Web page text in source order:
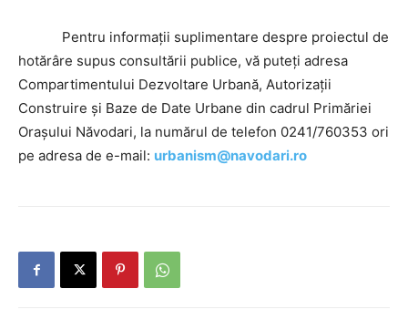
Pentru informații suplimentare despre proiectul de
hotărâre supus consultării publice, vă puteți adresa
Compartimentului Dezvoltare Urbană, Autorizații
Construire și Baze de Date Urbane din cadrul Primăriei
Orașului Năvodari, la numărul de telefon 0241/760353 ori
pe adresa de e-mail: urbanism@navodari.ro